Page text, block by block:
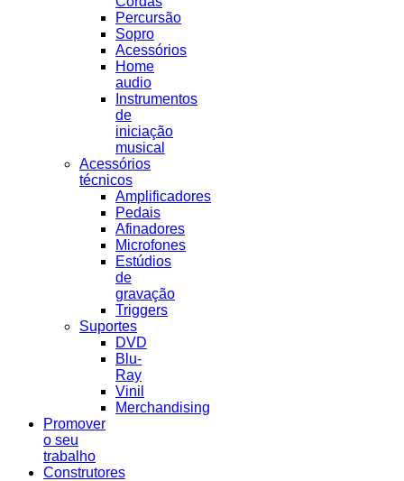
Percursão
Sopro
Acessórios
Home
audio
Instrumentos
de
iniciação
musical
Acessórios
técnicos
Amplificadores
Pedais
Afinadores
Microfones
Estúdios
de
gravação
Triggers
Suportes
DVD
Blu-
Ray
Vinil
Merchandising
Promover
o seu
trabalho
Construtores